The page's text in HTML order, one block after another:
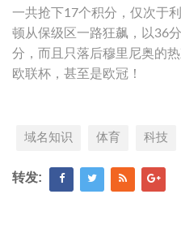
一共抢下17个积分，仅次于
顿从保级区一路狂飙，以36
分，而且只落后穆里尼奥的
欧联杯，甚至是欧冠！
域名知识 体育 科技
转发: